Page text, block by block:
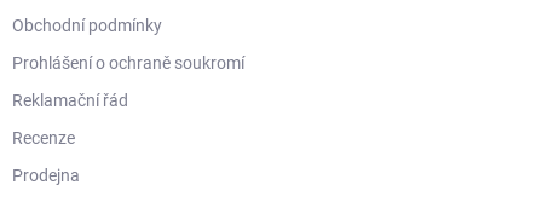
Obchodní podmínky
Prohlášení o ochraně soukromí
Reklamační řád
Recenze
Prodejna